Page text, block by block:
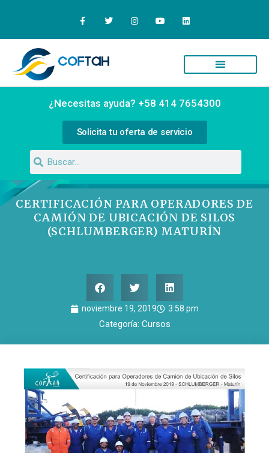
¿Necesitas ayuda? +58 414 7654300
Solicita tu oferta de servicio
CERTIFICACIÓN PARA OPERADORES DE
CAMIÓN DE UBICACIÓN DE SILOS
(SCHLUMBERGER) MATURÍN
noviembre 19, 2019 3:58 pm
Categoría: Cursos